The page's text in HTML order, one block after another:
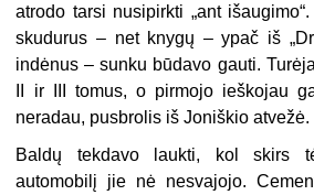
atrodo tarsi nusipirkti „ant
skudurus – net knygų – ypač iš
indėnus – sunku būdavo gauti.
II ir III tomus, o pirmojo ieškojau
neradau, pusbrolis iš Joniškio atvežė.
Baldų tekdavo laukti, kol skirs
automobilį jie nė nesvajojo.